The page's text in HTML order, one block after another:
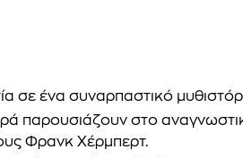
σε ένα συναρπαστικό
παρουσιάζουν στο
Φρανκ Χέρμπερτ.